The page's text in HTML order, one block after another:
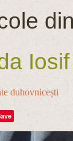
duhovnicești